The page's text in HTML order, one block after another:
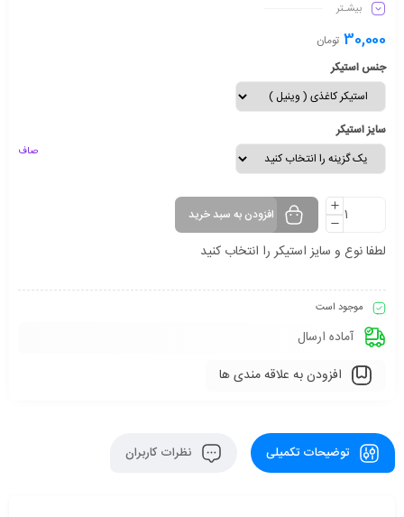
بیشـتر
30,000 تومان
جنس استیکر
سایز استیکر
صاف
افزودن به سبد خرید
لطفا نوع و سایز استیکر را انتخاب کنید
موجود است
آماده ارسال
افزودن به علاقه مندی ها
توضیحات تکمیلی نظرات کاربران